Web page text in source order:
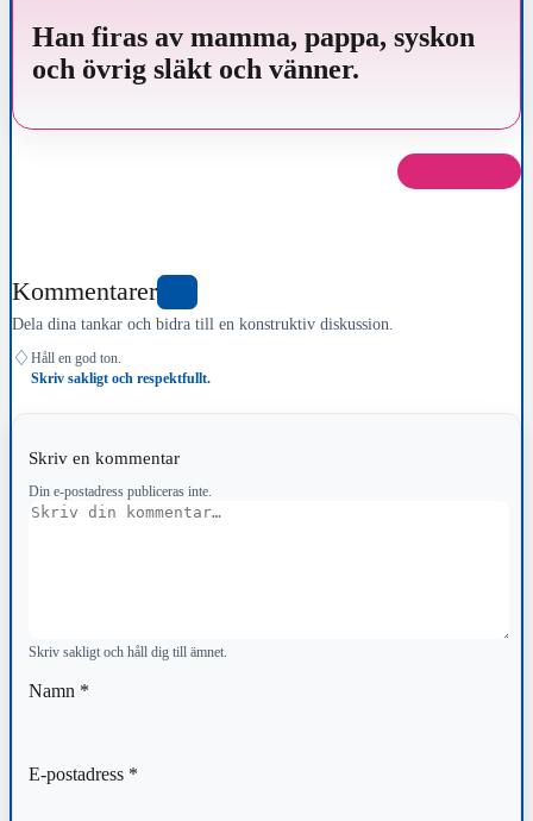
Han firas av mamma, pappa, syskon
och övrig släkt och vänner.
Kommentarer
Dela dina tankar och bidra till en konstruktiv diskussion.
♢ Håll en god ton.
Skriv sakligt och respektfullt.
Skriv en kommentar
Din e-postadress publiceras inte.
Kommentar
Skriv sakligt och håll dig till ämnet.
Namn *
E-postadress *